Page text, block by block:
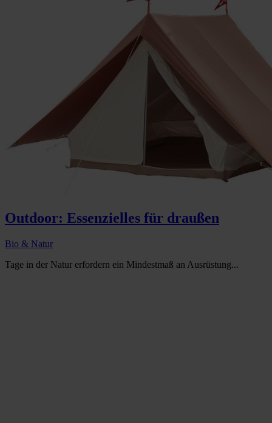
Outdoor: Essenzielles für draußen
Bio & Natur
Tage in der Natur erfordern ein Mindestmaß an Ausrüstung...